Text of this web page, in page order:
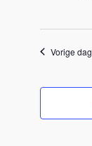
Vorige dag